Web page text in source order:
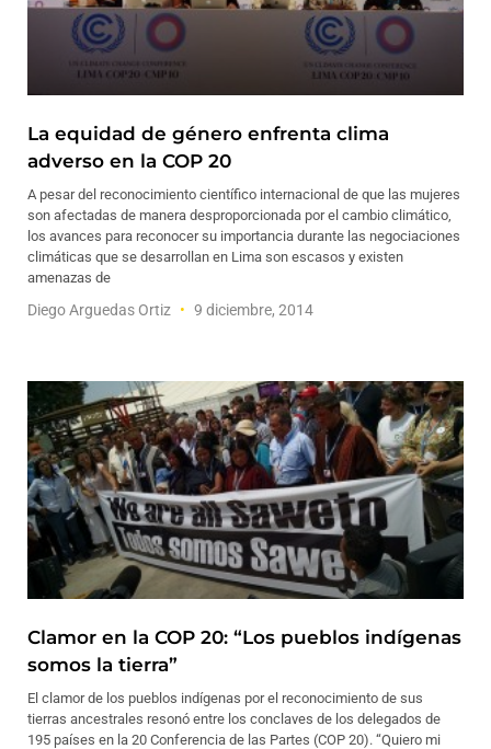
La equidad de género enfrenta clima
adverso en la COP 20
A pesar del reconocimiento científico internacional de que las mujeres
son afectadas de manera desproporcionada por el cambio climático,
los avances para reconocer su importancia durante las negociaciones
climáticas que se desarrollan en Lima son escasos y existen
amenazas de
Diego Arguedas Ortiz 9 diciembre, 2014
Clamor en la COP 20: “Los pueblos indígenas
somos la tierra”
El clamor de los pueblos indígenas por el reconocimiento de sus
tierras ancestrales resonó entre los conclaves de los delegados de
195 países en la 20 Conferencia de las Partes (COP 20). “Quiero mi